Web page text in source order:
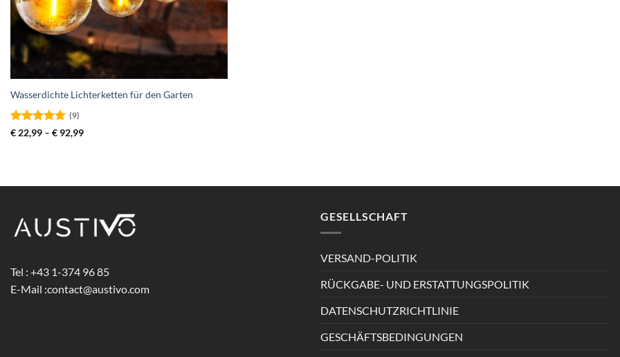
Wasserdichte Lichterketten für den Garten
Bewertet
(9)
€22,99 – €92,99Preisspanne:
Tel : +43 1-374 96 85
E-Mail :contact@austivo.com
GESELLSCHAFT
VERSAND-POLITIK
RÜCKGABE- UND ERSTATTUNGSPOLITIK
DATENSCHUTZRICHTLINIE
GESCHÄFTSBEDINGUNGEN